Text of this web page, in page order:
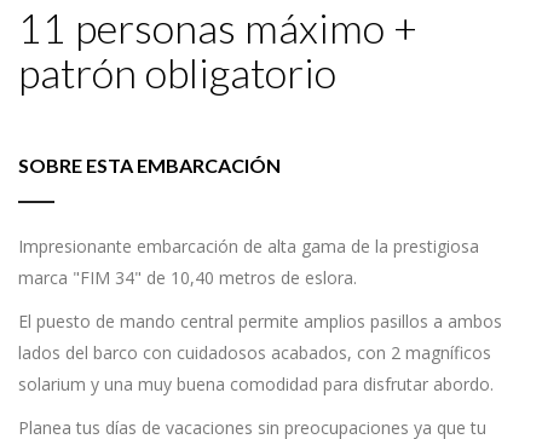
11 personas máximo +
patrón obligatorio
SOBRE ESTA EMBARCACIÓN
Impresionante embarcación de alta gama de la prestigiosa
marca "FIM 34" de 10,40 metros de eslora.
El puesto de mando central permite amplios pasillos a ambos
lados del barco con cuidadosos acabados, con 2 magníficos
solarium y una muy buena comodidad para disfrutar abordo.
Planea tus días de vacaciones sin preocupaciones ya que tu